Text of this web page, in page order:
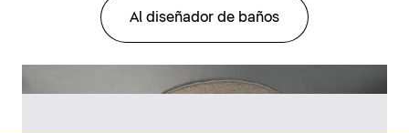
Al diseñador de baños